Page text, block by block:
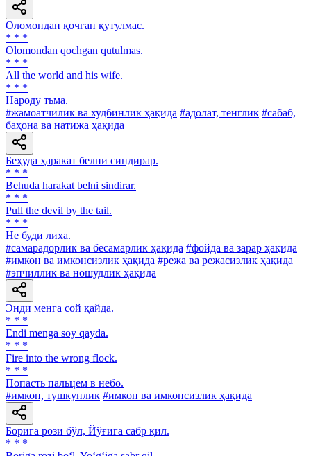
Оломондан қочган қутулмас.
* * *
Olomondan qochgan qutulmas.
* * *
All the world and his wife.
* * *
Народу тьма.
#жамоатчилик ва худбинлик ҳақида #адолат, тенглик #сабаб,
баҳона ва натижа ҳақида
Беҳуда ҳаракат белни синдирар.
* * *
Behuda harakat belni sindirar.
* * *
Pull the devil by the tail.
* * *
He буди лиха.
#самарадорлик ва бесамарлик ҳақида #фойда ва зарар ҳақида
#имкон ва имконсизлик ҳақида #режа ва режасизлик ҳақида
#эпчиллик ва ношудлик ҳақида
Энди менга сой қайда.
* * *
Endi menga soy qayda.
* * *
Fire into the wrong flock.
* * *
Попасть пальцем в небо.
#имкон, тушкунлик #имкон ва имконсизлик ҳақида
Борига рози бўл, Йўғига сабр қил.
* * *